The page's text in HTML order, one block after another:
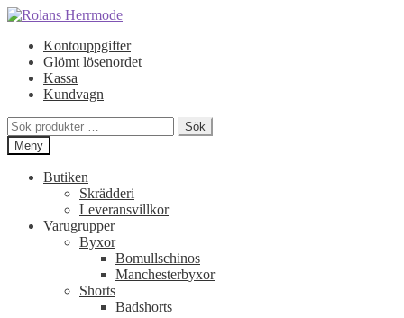
Hoppa
navigering
Hoppa
innehållKontouppgifter
Glömt lösenordet
Kassa
Kundvagn
Sök
efter:
Sök
Meny
Butiken
Skrädderi
Leveransvillkor
Varugrupper
Byxor
Bomullschinos
Manchesterbyxor
Shorts
Badshorts